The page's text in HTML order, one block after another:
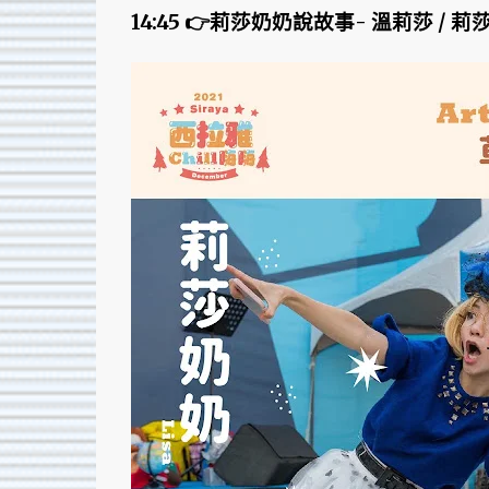
14:45 👉莉莎奶奶說故事- 溫莉莎 / 莉